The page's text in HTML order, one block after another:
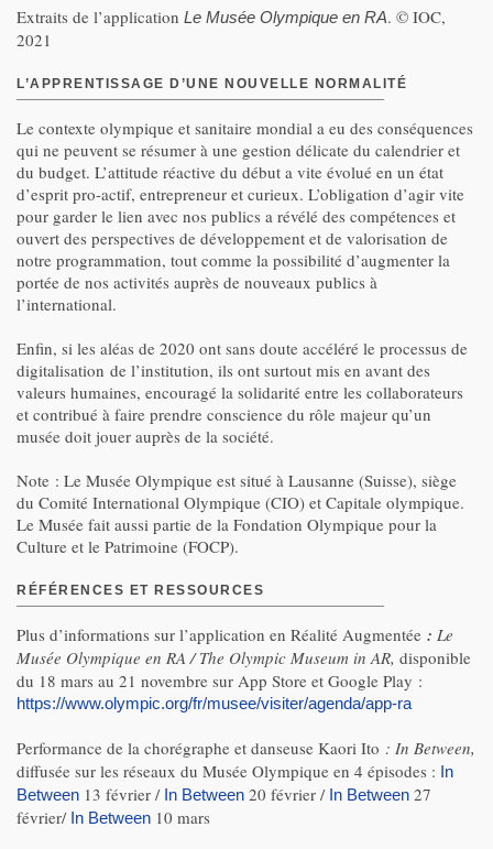
Extraits de l’application Le Musée Olympique en RA. © IOC,
2021
L’APPRENTISSAGE D’UNE NOUVELLE NORMALITÉ
Le contexte olympique et sanitaire mondial a eu des conséquences
qui ne peuvent se résumer à une gestion délicate du calendrier et
du budget. L’attitude réactive du début a vite évolué en un état
d’esprit pro-actif, entrepreneur et curieux. L’obligation d’agir vite
pour garder le lien avec nos publics a révélé des compétences et
ouvert des perspectives de développement et de valorisation de
notre programmation, tout comme la possibilité d’augmenter la
portée de nos activités auprès de nouveaux publics à
l’international.
Enfin, si les aléas de 2020 ont sans doute accéléré le processus de
digitalisation de l’institution, ils ont surtout mis en avant des
valeurs humaines, encouragé la solidarité entre les collaborateurs
et contribué à faire prendre conscience du rôle majeur qu’un
musée doit jouer auprès de la société.
Note : Le Musée Olympique est situé à Lausanne (Suisse), siège
du Comité International Olympique (CIO) et Capitale olympique.
Le Musée fait aussi partie de la Fondation Olympique pour la
Culture et le Patrimoine (FOCP).
RÉFÉRENCES ET RESSOURCES
Plus d’informations sur l’application en Réalité Augmentée : Le
Musée Olympique en RA / The Olympic Museum in AR, disponible
du 18 mars au 21 novembre sur App Store et Google Play :
https://www.olympic.org/fr/musee/visiter/agenda/app-ra
Performance de la chorégraphe et danseuse Kaori Ito : In Between,
diffusée sur les réseaux du Musée Olympique en 4 épisodes : In
Between 13 février / In Between 20 février / In Between 27
février/ In Between 10 mars